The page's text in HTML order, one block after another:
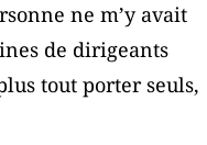
ne m’y avait
de dirigeants
tout porter seuls,